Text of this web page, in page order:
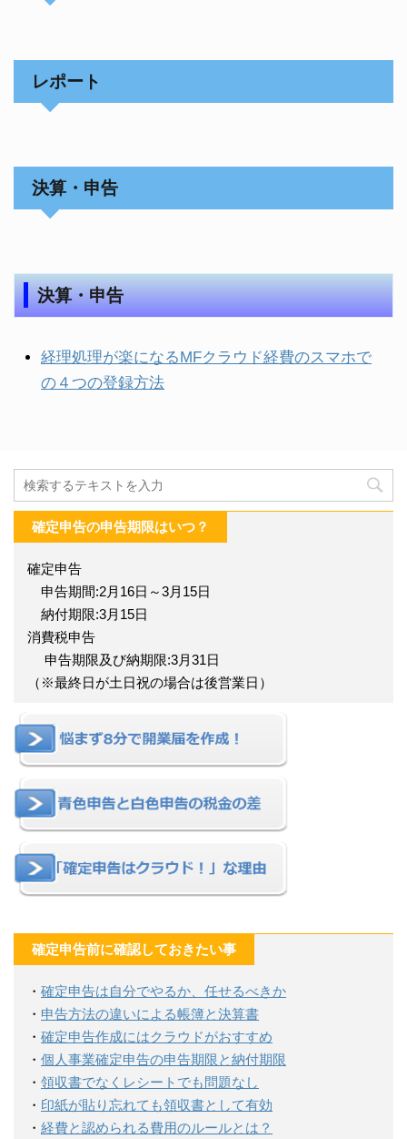
レポート
決算・申告
決算・申告
経理処理が楽になるMFクラウド経費のスマホで
の４つの登録方法
確定申告の申告期限はいつ？
確定申告
申告期間:2月16日～3月15日
納付期限:3月15日
消費税申告
申告期限及び納期限:3月31日
（※最終日が土日祝の場合は後営業日）
確定申告前に確認しておきたい事
・ 確定申告は自分でやるか、任せるべきか
・ 申告方法の違いによる帳簿と決算書
・ 確定申告作成にはクラウドがおすすめ
・ 個人事業確定申告の申告期限と納付期限
・ 領収書でなくレシートでも問題なし
・ 印紙が貼り忘れても領収書として有効
・ 経費と認められる費用のルールとは？